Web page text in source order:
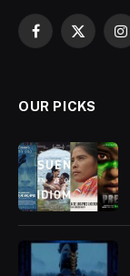
Facebook
X
OUR PICKS